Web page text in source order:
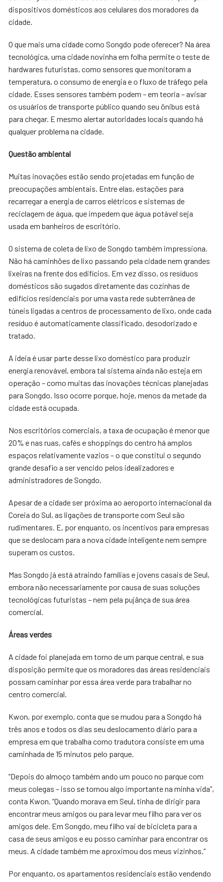
dispositivos domésticos aos celulares dos moradores da
cidade.
O que mais uma cidade como Songdo pode oferecer? Na área
tecnológica, uma cidade novinha em folha permite o teste de
hardwares futuristas, como sensores que monitoram a
temperatura, o consumo de energia e o fluxo de tráfego pela
cidade. Esses sensores também podem – em teoria – avisar
os usuários de transporte público quando seu ônibus está
para chegar. E mesmo alertar autoridades locais quando há
qualquer problema na cidade.
Questão ambiental
Muitas inovações estão sendo projetadas em função de
preocupações ambientais. Entre elas, estações para
recarregar a energia de carros elétricos e sistemas de
reciclagem de água, que impedem que água potável seja
usada em banheiros de escritório.
O sistema de coleta de lixo de Songdo também impressiona.
Não há caminhões de lixo passando pela cidade nem grandes
lixeiras na frente dos edifícios. Em vez disso, os resíduos
domésticos são sugados diretamente das cozinhas de
edifícios residenciais por uma vasta rede subterrânea de
túneis ligadas a centros de processamento de lixo, onde cada
resíduo é automaticamente classificado, desodorizado e
tratado.
A ideia é usar parte desse lixo doméstico para produzir
energia renovável, embora tal sistema ainda não esteja em
operação – como muitas das inovações técnicas planejadas
para Songdo. Isso ocorre porque, hoje, menos da metade da
cidade está ocupada.
Nos escritórios comerciais, a taxa de ocupação é menor que
20% e nas ruas, cafés e shoppings do centro há amplos
espaços relativamente vazios – o que constitui o segundo
grande desafio a ser vencido pelos idealizadores e
administradores de Songdo.
Apesar de a cidade ser próxima ao aeroporto internacional da
Coreia do Sul, as ligações de transporte com Seul são
rudimentares. E, por enquanto, os incentivos para empresas
que se deslocam para a nova cidade inteligente nem sempre
superam os custos.
Mas Songdo já está atraindo famílias e jovens casais de Seul,
embora não necessariamente por causa de suas soluções
tecnológicas futuristas – nem pela pujânça de sua área
comercial.
Áreas verdes
A cidade foi planejada em torno de um parque central, e sua
disposição permite que os moradores das áreas residenciais
possam caminhar por essa área verde para trabalhar no
centro comercial.
Kwon, por exemplo, conta que se mudou para a Songdo há
três anos e todos os dias seu deslocamento diário para a
empresa em que trabalha como tradutora consiste em uma
caminhada de 15 minutos pelo parque.
“Depois do almoço também ando um pouco no parque com
meus colegas – isso se tornou algo importante na minha vida”,
conta Kwon. “Quando morava em Seul, tinha de dirigir para
encontrar meus amigos ou para levar meu filho para ver os
amigos dele. Em Songdo, meu filho vai de bicicleta para a
casa de seus amigos e eu posso caminhar para encontrar os
meus. A cidade também me aproximou dos meus vizinhos.”
Por enquanto, os apartamentos residenciais estão vendendo